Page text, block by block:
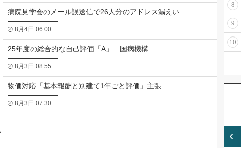
病院見学会のメール誤送信で26人分のアドレス漏えい
8月4日 06:00
25年度の総合的な自己評価「A」 国病機構
8月3日 08:55
物価対応「基本報酬と別建て1年ごと評価」主張
8月3日 07:30
8
9
10
‹